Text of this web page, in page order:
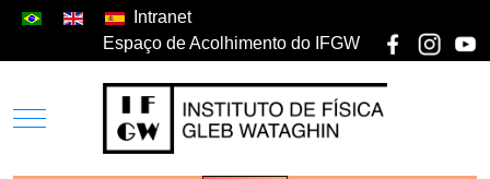
Intranet
Espaço de Acolhimento do IFGW